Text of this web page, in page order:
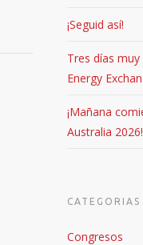
¡Seguid así!
Tres días muy
Energy
¡Mañana
Australia 2026!
CATEGORIAS
Congresos